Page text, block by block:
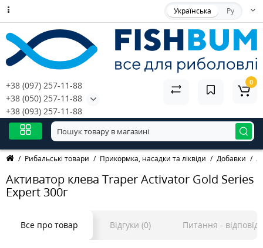
Українська Ру
+38 (097) 257-11-88
+38 (050) 257-11-88
+38 (093) 257-11-88
0
Рибальські товари Прикормка, насадки та ліквіди Добавки
Активатор клева Traper Activator Gold Series
Expert 300г
Все про товар Відгуки (0) Питання -